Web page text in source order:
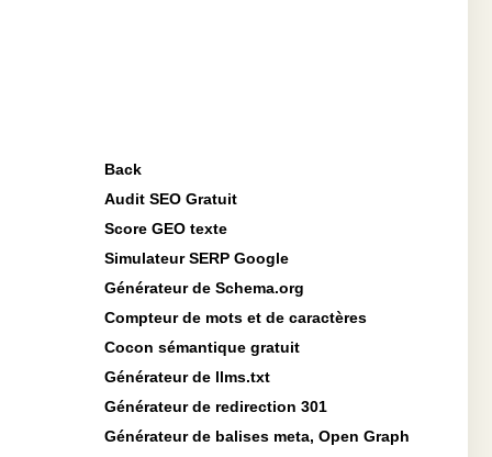
Back
Audit SEO Gratuit
Score GEO texte
Simulateur SERP Google
Générateur de Schema.org
Compteur de mots et de caractères
Cocon sémantique gratuit
Générateur de llms.txt
Générateur de redirection 301
Générateur de balises meta, Open Graph